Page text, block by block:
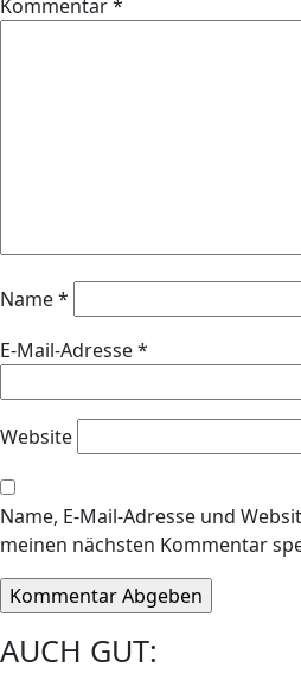
Kommentar*
Name*
E-Mail-Adresse*
Website
Name, E-Mail-Adresse und
meinen nächsten Kommentar
AUCH GUT: